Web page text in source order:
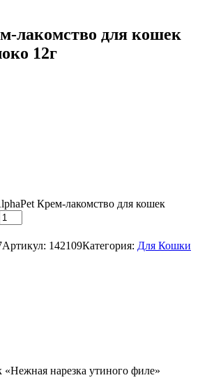
лакомство для кошек
12г
Крем-лакомство для кошек
Артикул: 142109Категория: Для Кошки
«Нежная нарезка утиного филе»